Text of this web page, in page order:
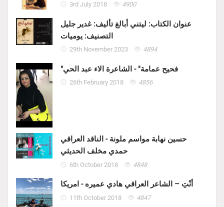
3rd July 2018 4900
عنوان الكتاب: ليتني أبالغ تأليف: غدير جليل
التصنيف: يوميات
29th November 2023 4894
"فحيح عمامة" - الشاعرة الاء عبد الحي
26th February 2018 4856
حسين نهابة مواسم ملونة - الناقد العراقي
حمدي مخلف الحديثي
6th October 2018 4848
أنْتِ – الشاعر العراقي هادي عميره - امريكا
11th October 2018 4847